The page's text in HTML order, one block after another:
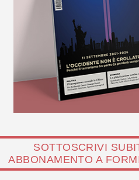
SOTTOSCRIVI
ABBONAMENTO A